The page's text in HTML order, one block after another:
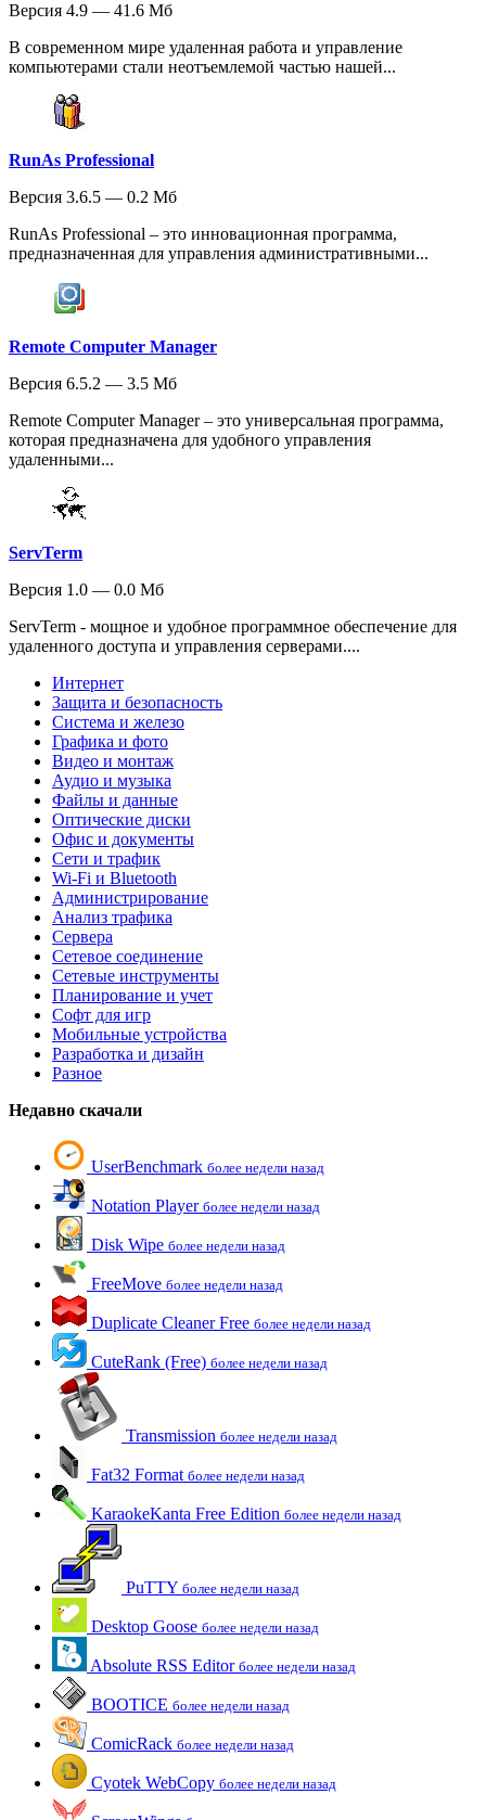
Версия 4.9 — 41.6 Мб
В современном мире удаленная работа и управление
компьютерами стали неотъемлемой частью нашей...
RunAs Professional
Версия 3.6.5 — 0.2 Мб
RunAs Professional – это инновационная программа,
предназначенная для управления административными...
Remote Computer Manager
Версия 6.5.2 — 3.5 Мб
Remote Computer Manager – это универсальная программа,
которая предназначена для удобного управления
удаленными...
ServTerm
Версия 1.0 — 0.0 Мб
ServTerm - мощное и удобное программное обеспечение для
удаленного доступа и управления серверами....
Интернет
Защита и безопасность
Система и железо
Графика и фото
Видео и монтаж
Аудио и музыка
Файлы и данные
Оптические диски
Офис и документы
Сети и трафик
Wi-Fi и Bluetooth
Администрирование
Анализ трафика
Сервера
Сетевое соединение
Сетевые инструменты
Планирование и учет
Софт для игр
Мобильные устройства
Разработка и дизайн
Разное
Недавно скачали
UserBenchmark более недели назад
Notation Player более недели назад
Disk Wipe более недели назад
FreeMove более недели назад
Duplicate Cleaner Free более недели назад
CuteRank (Free) более недели назад
Transmission более недели назад
Fat32 Format более недели назад
KaraokeKanta Free Edition более недели назад
PuTTY более недели назад
Desktop Goose более недели назад
Absolute RSS Editor более недели назад
BOOTICE более недели назад
ComicRack более недели назад
Cyotek WebCopy более недели назад